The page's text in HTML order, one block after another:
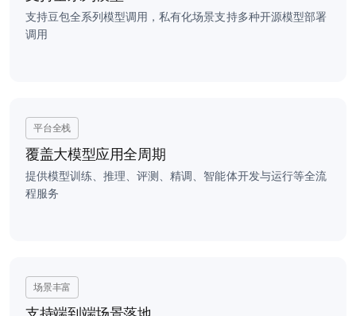
支持豆包全系列模型调用，私有化场景支持多种开源模型部署
调用
平台全栈
覆盖大模型应用全周期
提供模型训练、推理、评测、精调、智能体开发与运行等全流
程服务
场景丰富